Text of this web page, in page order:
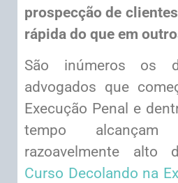
prospecção de
rápida do que em
São inúmeros os
advogados que
Execução Penal e
tempo
razoavelmente alto
Curso Decolando na